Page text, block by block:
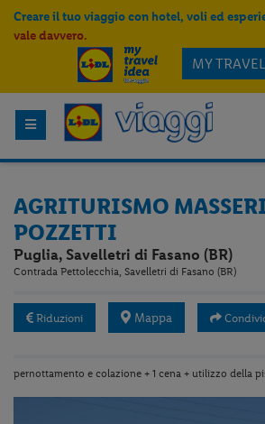
Creare il tuo viaggio con hotel, voli ed
vale davvero.
MY
AGRITURISMO
POZZETTI
Puglia, Savelletri di Fasano (BR)
Contrada Pettolecchia, Savelletri di Fasano (BR)
Riduzioni Mappa
pernottamento e colazione + 1 cena + utilizzo della